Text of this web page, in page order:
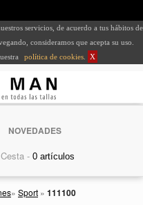
servicios, de acuerdo a tus hábitos de
consideramos que acepta su uso.
política de cookies X
NOVEDADES
Cesta -
» Sport » 111100